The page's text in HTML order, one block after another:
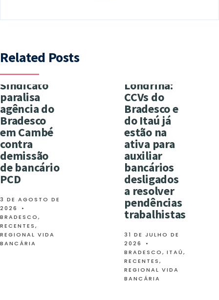
Related Posts
Sindicato
paralisa
agência do
Bradesco
em Cambé
contra
demissão
de bancário
PCD
3 DE AGOSTO DE
2026
•
BRADESCO,
RECENTES,
REGIONAL VIDA
BANCÁRIA
Londrina:
CCVs do
Bradesco e
do Itaú já
estão na
ativa para
auxiliar
bancários
desligados
a resolver
pendências
trabalhistas
31 DE JULHO DE
2026
•
BRADESCO, ITAÚ,
RECENTES,
REGIONAL VIDA
BANCÁRIA